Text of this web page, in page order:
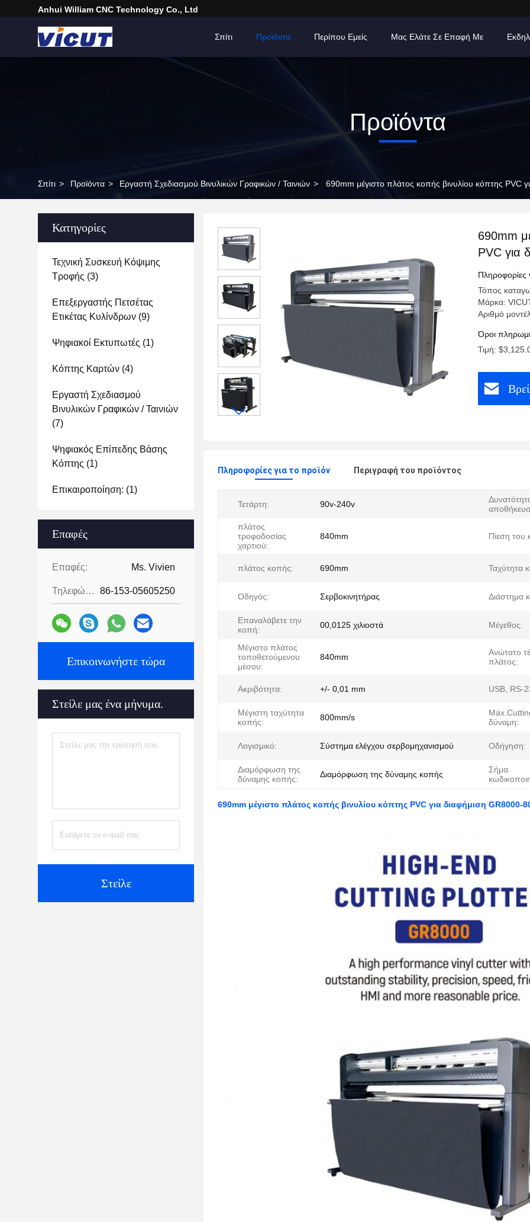
Anhui William CNC Technology Co., Ltd
Σπίτι Προϊόντα Περίπου Εμείς Μας Ελάτε Σε Επαφή Με
Προϊόντα
Σπίτι > Προϊόντα > Εργαστή Σχεδιασμού Βινυλικών Γραφικών / Ταινιών > 690mm μέγιστο πλάτος κοπής βινυλίου κόπτης PVC
Κατηγορίες
Τεχνική Συσκευή Κόψιμης
Τροφής (3)
Επεξεργαστής Πετσέτας
Ετικέτας Κυλίνδρων (9)
Ψηφιακοί Εκτυπωτές (1)
Κόπτης Καρτών (4)
Εργαστή Σχεδιασμού
Βινυλικών Γραφικών / Ταινιών
(7)
Ψηφιακός Επίπεδης Βάσης
Κόπτης (1)
Επικαιροποίηση: (1)
Επαφές
Επαφές: Ms. Vivien
Τηλεφώνημα: 86-153-05605250
Επικοινωνήστε τώρα
Στείλε μας ένα μήνυμα.
Στείλε
690mm
PVC για
Πληροφορίες
Τόπος
Μάρκα:
Αριθμό
Όροι
Τιμή:
Πληροφορίες για το προϊόν Περιγραφή του προϊόντος
Τετάρτη: 90v-240v
πλάτος
τροφοδοσίας
χαρτιού:
840mm Πίεση του
πλάτος κοπής: 690mm Ταχύτητα
Οδηγός: Σερβοκινητήρας Διάστημα
Επαναλάβετε την
κοπή:
00,0125 χιλιοστά Μέγεθος:
Μέγιστο πλάτος
τοποθετούμενου
μέσου:
840mm
Ανώτατο
πλάτος:
Ακριβότητα: +/- 0,01 mm USB, RS-
Μέγιστη ταχύτητα
κοπής:
800mm/s
δύναμη:
Λογισμικό: Σύστημα ελέγχου σερβομηχανισμού Οδήγηση:
Διαμόρφωση της
δύναμης κοπής:
Διαμόρφωση της δύναμης κοπής
Σήμα
690mm μέγιστο πλάτος κοπής βινυλίου κόπτης PVC για διαφήμιση GR8000-